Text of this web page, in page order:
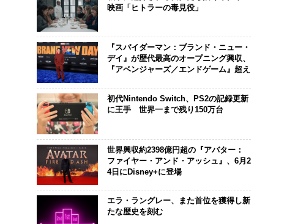
映画「ヒトラーの毒見役」
『スパイダーマン：ブランド・ニュー・
デイ』が歴代最高のオープニング興収、
『アベンジャーズ／エンドゲーム』超え
初代Nintendo Switch、PS2の記録更新
に王手 世界一まで残り150万台
世界興収約2398億円超の『アバター：
ファイヤー・アンド・アッシュ』、6月2
4日にDisney+に登場
エラ・ラングレー、また首位を獲得し新
たな歴史を刻む